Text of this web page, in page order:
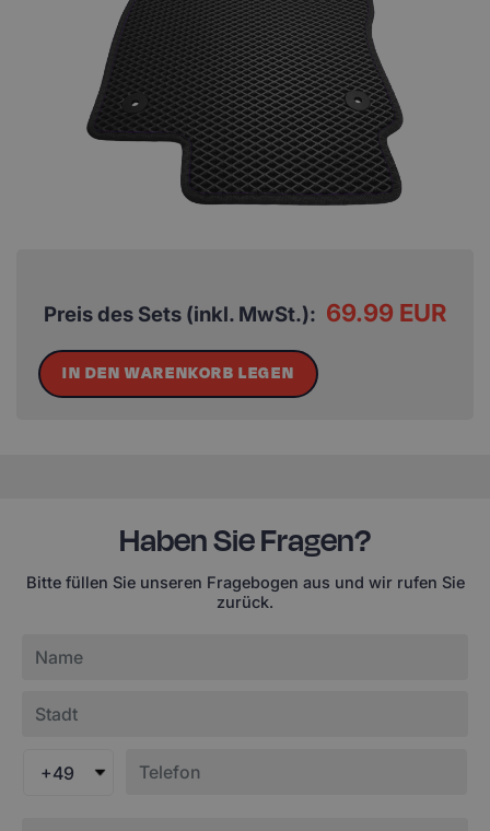
Preis des Sets (inkl. MwSt.): 69.99 EUR
IN DEN WARENKORB LEGEN
Haben Sie Fragen?
Bitte füllen Sie unseren Fragebogen aus und wir rufen Sie
zurück.
+49